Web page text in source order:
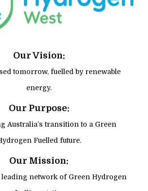
Our Vision:
tomorrow, fuelled by renewable
energy.
Our Purpose:
Australia’s transition to a Green
Fuelled future.
Our Mission:
leading network of Green Hydrogen